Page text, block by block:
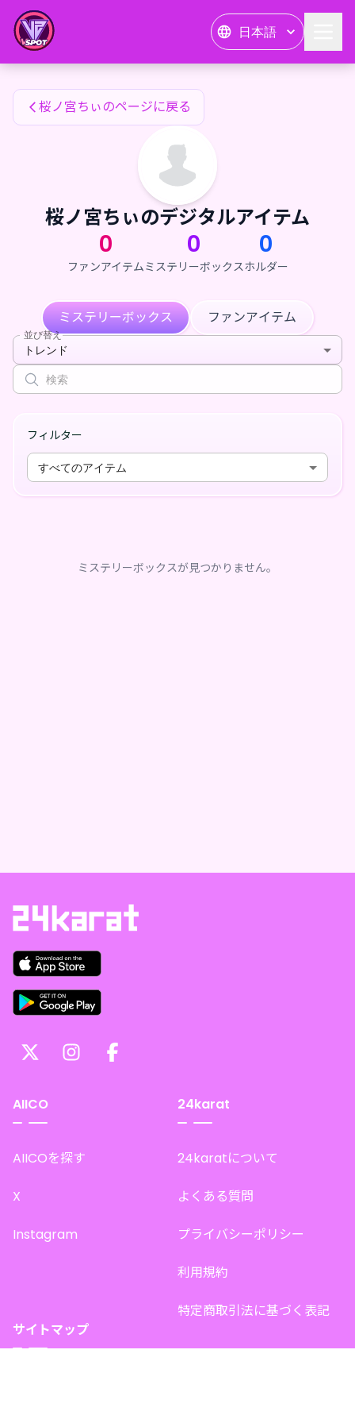
日本語
桜ノ宮ちぃのファンアイテム
桜ノ宮ちぃのページに戻る
桜ノ宮ちぃのデジタルアイテム
0
ファンアイテム
0
ミステリーボックス
0
ホルダー
ミステリーボックス ファンアイテム
並び替え
トレンド
フィルター
すべてのアイテム
ミステリーボックスが見つかりません。
AIICO
AIICOを探す
X
Instagram
24karat
24karatについて
よくある質問
プライバシーポリシー
利用規約
特定商取引法に基づく表記
サイトマップ
桜ノ宮ちぃのファンアイテム — 24karat